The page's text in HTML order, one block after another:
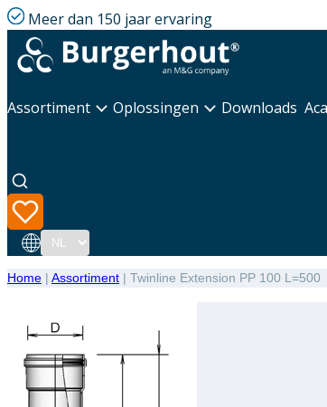
Meer dan 150 jaar ervaring
Assortiment Oplossingen Downloads
Taal
Home | Assortiment | Twinline Extension PP 100 L=500